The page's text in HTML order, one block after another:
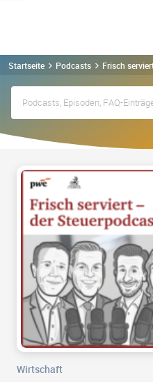
Startseite Podcasts Frisch
Wirtschaft